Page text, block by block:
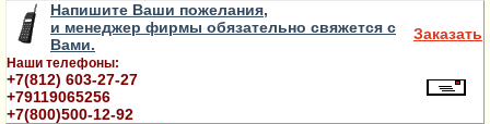
Напишите Ваши пожелания,
и менеджер фирмы обязательно свяжется с
Вами.
Наши телефоны:
+7(812) 603-27-27
+79119065256
+7(800)500-12-92
Заказать